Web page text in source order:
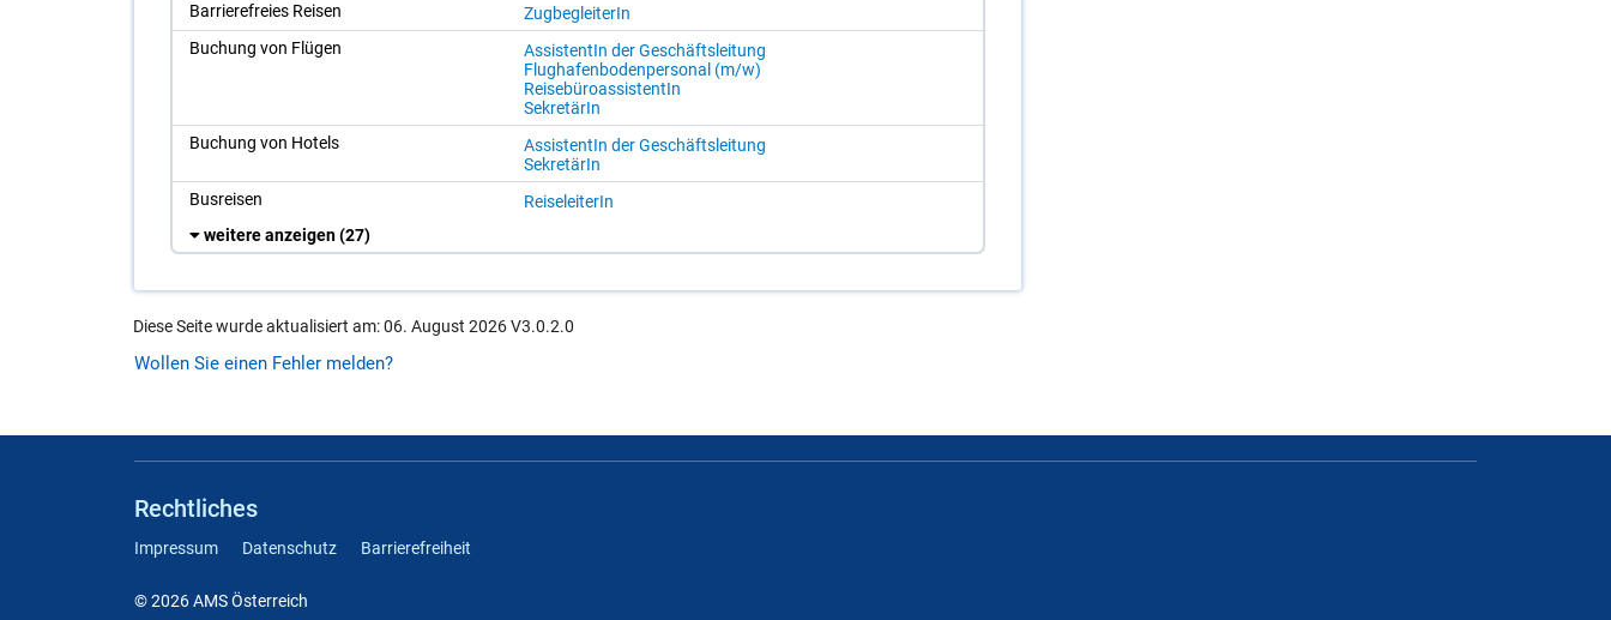
Bar­rie­re­frei­es Rei­sen
Zug­be­glei­te­rIn
Bu­chung von Flü­gen
As­sis­ten­tIn der Ge­schäfts­lei­tung
Flug­ha­fen­bo­den­per­so­nal (m/​w)
Rei­se­bü­ro­as­sis­ten­tIn
Se­kre­tä­rIn
Bu­chung von Ho­tels
As­sis­ten­tIn der Ge­schäfts­lei­tung
Se­kre­tä­rIn
Bus­rei­sen
Rei­se­lei­te­rIn
weitere anzeigen(27)
Diese Seite wurde aktualisiert am: 06. August 2026 V3.0.2.0
Wollen Sie einen Fehler melden?
Rechtliches
Impressum Datenschutz Barrierefreiheit
© 2026 AMS Österreich